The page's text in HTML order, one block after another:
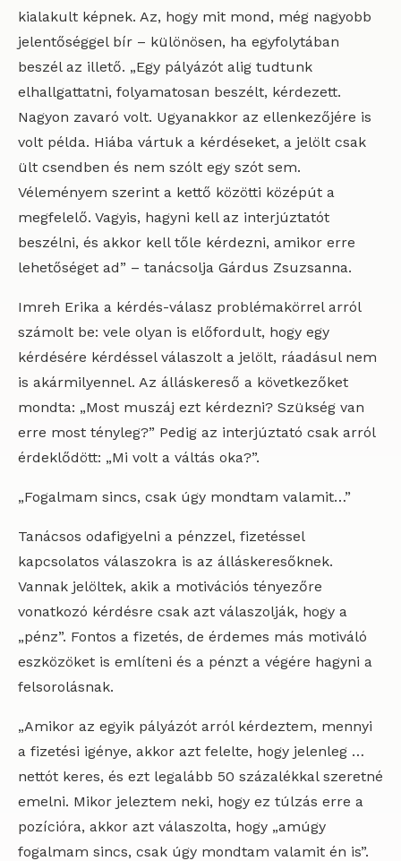
kialakult képnek. Az, hogy mit mond, még nagyobb
jelentőséggel bír – különösen, ha egyfolytában
beszél az illető. „Egy pályázót alig tudtunk
elhallgattatni, folyamatosan beszélt, kérdezett.
Nagyon zavaró volt. Ugyanakkor az ellenkezőjére is
volt példa. Hiába vártuk a kérdéseket, a jelölt csak
ült csendben és nem szólt egy szót sem.
Véleményem szerint a kettő közötti középút a
megfelelő. Vagyis, hagyni kell az interjúztatót
beszélni, és akkor kell tőle kérdezni, amikor erre
lehetőséget ad” – tanácsolja Gárdus Zsuzsanna.
Imreh Erika a kérdés-válasz problémakörrel arról
számolt be: vele olyan is előfordult, hogy egy
kérdésére kérdéssel válaszolt a jelölt, ráadásul nem
is akármilyennel. Az álláskereső a következőket
mondta: „Most muszáj ezt kérdezni? Szükség van
erre most tényleg?” Pedig az interjúztató csak arról
érdeklődött: „Mi volt a váltás oka?”.
„Fogalmam sincs, csak úgy mondtam valamit…”
Tanácsos odafigyelni a pénzzel, fizetéssel
kapcsolatos válaszokra is az álláskeresőknek.
Vannak jelöltek, akik a motivációs tényezőre
vonatkozó kérdésre csak azt válaszolják, hogy a
„pénz”. Fontos a fizetés, de érdemes más motiváló
eszközöket is említeni és a pénzt a végére hagyni a
felsorolásnak.
„Amikor az egyik pályázót arról kérdeztem, mennyi
a fizetési igénye, akkor azt felelte, hogy jelenleg …
nettót keres, és ezt legalább 50 százalékkal szeretné
emelni. Mikor jeleztem neki, hogy ez túlzás erre a
pozícióra, akkor azt válaszolta, hogy „amúgy
fogalmam sincs, csak úgy mondtam valamit én is”.